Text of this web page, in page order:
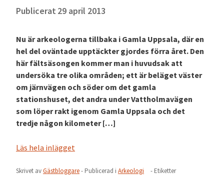
Publicerat 29 april 2013
Nu är arkeologerna tillbaka i Gamla Uppsala, där en
hel del oväntade upptäckter gjordes förra året. Den
här fältsäsongen kommer man i huvudsak att
undersöka tre olika områden; ett är beläget väster
om järnvägen och söder om det gamla
stationshuset, det andra under Vattholmavägen
som löper rakt igenom Gamla Uppsala och det
tredje någon kilometer […]
Läs hela inlägget
Skrivet avGästbloggare- Publicerad i Arkeologi - Etiketter